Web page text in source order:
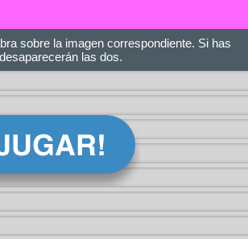
sobre la imagen correspondiente. Si has
las dos.